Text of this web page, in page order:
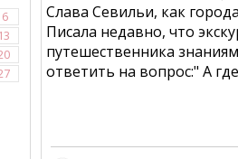
6
13
Слава Севильи, как
Писала недавно, что
путешественника
ответить на вопрос:" А